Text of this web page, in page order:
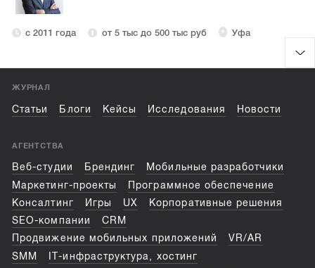
с 2011 года от 5 тыс до 500 тыс руб Уфа
ЖУРНАЛ
Статьи Блоги Кейсы Исследования Новости
АГЕНТСТВА
Веб-студии Брендинг
Мобильные разработчики
Маркетинг-проекты
Программное обеспечение
Консалтинг
Игры UX
Корпоративные решения
SEO-компании
CRM
Продвижение мобильных приложений
VR/AR
SMM
IT-инфраструктура, хостинг